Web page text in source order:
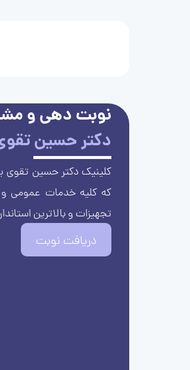
نوبت دهی و
دکتر حسین
کلینیک دکتر حسین تقوی
که کلیه خدمات عمومی و
تجهیزات و بالاترین
دریافت نوبت